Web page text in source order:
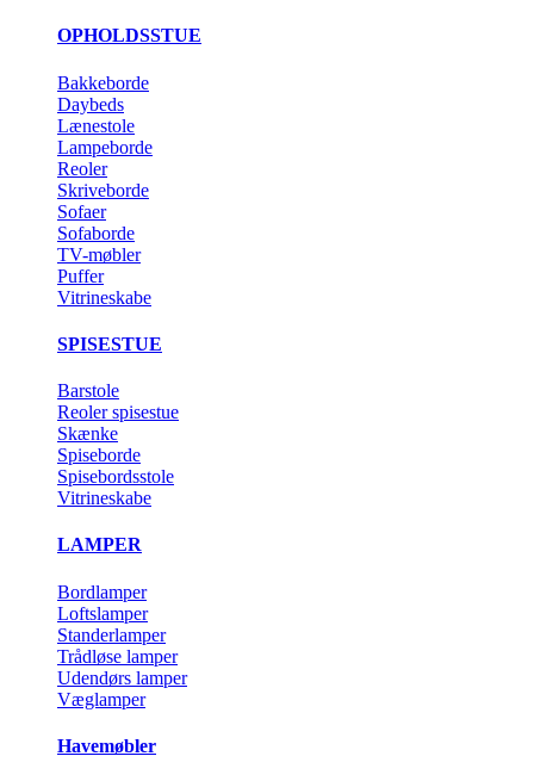
OPHOLDSSTUE
Bakkeborde
Daybeds
Lænestole
Lampeborde
Reoler
Skriveborde
Sofaer
Sofaborde
TV-møbler
Puffer
Vitrineskabe
SPISESTUE
Barstole
Reoler spisestue
Skænke
Spiseborde
Spisebordsstole
Vitrineskabe
LAMPER
Bordlamper
Loftslamper
Standerlamper
Trådløse lamper
Udendørs lamper
Væglamper
Havemøbler